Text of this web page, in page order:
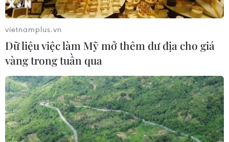
THỦY
Sở hữu trí tuệ
RSS
Hỗ trợ
Dịch vụ tin
Quảng cáo
Liên hệ
vietnamplus.vn
Dữ liệu việc làm Mỹ mở thêm dư địa cho giá
vàng trong tuần qua